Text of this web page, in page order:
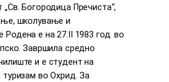
Богородица Пречиста“,
школување и
е на 27.II 1983 год. во
Завршила средно
и е студент на
туризам во Охрид. За